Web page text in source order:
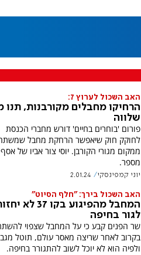
האב השכול לערוץ 7:
הרחיקו מחבלים מקורבנות, תנו
שלווה
פורום 'בוחרים בחיים' דורש מחברי הכנסת
לחוקק חוק שיאפשר הרחקת מחבל
ממקום מגורי הקורבן. יוסי צור אביו של
מספר.
יוני קמפינסקי 2.01.24
האב השכול בירך: "חלף הסיוט"
המחבל מהפיגוע בקו 37 לא
לגור בחיפה
שר הפנים קבע כי על המחבל שצפוי
בקרוב לאחר שריצה מאסר עולם, תוטל
ולפיה הוא לא יוכל לשוב להתגורר בחיפה.